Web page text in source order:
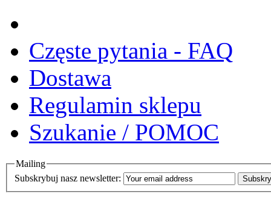
Częste pytania - FAQ
Dostawa
Regulamin sklepu
Szukanie / POMOC
Mailing
Subskrybuj nasz newsletter: